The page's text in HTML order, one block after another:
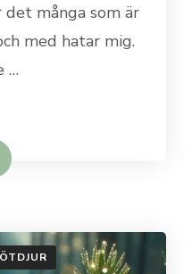
det många som är
med hatar mig.
…